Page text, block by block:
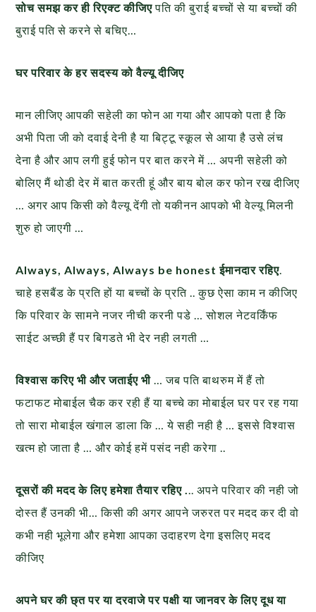
सोच समझ कर ही रिएक्ट कीजिएपति की बुराई बच्चों से या बच्चों की
बुराई पति से करने से बचिए…
घर परिवार के हर सदस्य को वैल्यू दीजिए
मान लीजिए आपकी सहेली का फोन आ गया और आपको पता है कि
अभी पिता जी को दवाई देनी है या बिट्टू स्कूल से आया है उसे लंच
देना है और आप लगी हुई फोन पर बात करने में … अपनी सहेली को
बोलिए मैं थोडी देर में बात करती हूं और बाय बोल कर फोन रख दीजिए
… अगर आप किसी को वैल्यू देंगी तो यकीनन आपको भी वेल्यू मिलनी
शुरु हो जाएगी …
Always, Always, Always be honest ईमानदार रहिए.
चाहे हसबैंड के प्रति हों या बच्चों के प्रति .. कुछ ऐसा काम न कीजिए
कि परिवार के सामने नजर नीची करनी पडे … सोशल नेटवर्किंफ
साईट अच्छी हैं पर बिगडते भी देर नही लगती …
विश्वास करिए भी और जताईए भी … जब पति बाथरुम में हैं तो
फटाफट मोबाईल चैक कर रही हैं या बच्चे का मोबाईल घर पर रह गया
तो सारा मोबाईल खंगाल डाला कि … ये सही नही है … इससे विश्वास
खत्म हो जाता है … और कोई हमें पसंद नही करेगा ..
दूसरों की मदद के लिए हमेशा तैयार रहिए ... अपने परिवार की नही जो
दोस्त हैं उनकी भी… किसी की अगर आपने जरुरत पर मदद कर दी वो
कभी नही भूलेगा और हमेशा आपका उदाहरण देगा इसलिए मदद
कीजिए
अपने घर की छ्त पर या दरवाजे पर पक्षी या जानवर के लिए दूध या